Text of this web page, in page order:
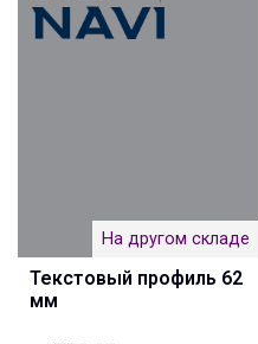
На другом складе
Текстовый профиль 62
мм